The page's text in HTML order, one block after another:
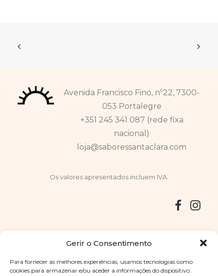
Gerir o Consentimento
Para fornecer as melhores experiências, usamos tecnologias como
cookies para armazenar e/ou aceder a informações do dispositivo.
Avenida Francisco Fino, nº22, 7300-
053 Portalegre
+351 245 341 087 (rede fixa
nacional)
loja@saboressantaclara.com
Os valores apresentados incluem IVA.